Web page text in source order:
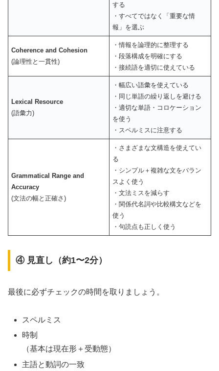
する
・すべてではなく「重要な情
報」を選ぶ
Coherence and Cohesion
(論理性と一貫性)
・情報を論理的に整理する
・段落構成を明確にする
・接続語を適切に使えている
Lexical Resource
(語彙力)
・幅広い語彙を使えている
・同じ単語の繰り返しを避ける
・適切な単語・コロケーション
を使う
・スペルミスに注意する
Grammatical Range and
Accuracy
(文法の幅と正確さ)
・さまざまな文構造を使えてい
る
・シンプル＋複雑な文をバラン
スよく使う
・文法ミスを減らす
・関係代名詞や比較構文などを
使う
・句読点も正しく使う
④ 見直し（約1〜2分）
最後に必ずチェックの時間を取りましょう。
スペルミス
時制
（基本は現在形＋受動態）
主語と動詞の一致